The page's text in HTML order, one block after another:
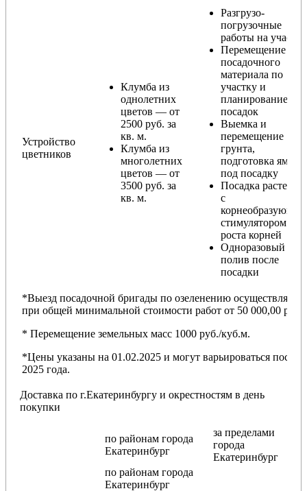
Устройство
цветников
Клумба из
однолетних
цветов — от
2500 руб. за
кв. м.
Клумба из
многолетних
цветов — от
3500 руб. за
кв. м.
Разгрузо-
погрузочные
работы на участке
Перемещение
посадочного
материала по
участку и
планирование
посадок
Выемка и
перемещение
грунта,
подготовка ямы
под посадку
Посадка растений
с
корнеобразующим
стимулятором
роста корней
Одноразовый
полив после
посадки
*Выезд посадочной бригады по озеленению осуществляется
при общей минимальной стоимости работ от 50 000,00 руб.
* Перемещение земельных масс 1000 руб./куб.м.
*Цены указаны на 01.02.2025 и могут варьироваться после
2025 года.
Доставка по г.Екатеринбургу и окрестностям в день
покупки
по районам города
Екатеринбург
за пределами
города
Екатеринбург
по районам города
Екатеринбург